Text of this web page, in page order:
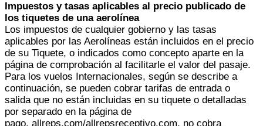
Impuestos y tasas aplicables al precio publicado de
los tiquetes de una aerolínea
Los impuestos de cualquier gobierno y las tasas
aplicables por las Aerolíneas están incluidos en el precio
de su Tiquete, o indicados como concepto aparte en la
página de comprobación al facilitarle el valor del pasaje.
Para los vuelos Internacionales, según se describe a
continuación, se pueden cobrar tarifas de entrada o
salida que no están incluidas en su tiquete o detalladas
por separado en la página de
pago. allreps.com/allrepsreceptivo.com, no cobra